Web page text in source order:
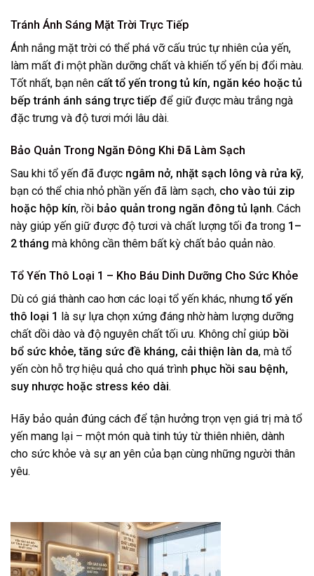
Tránh Ánh Sáng Mặt Trời Trực Tiếp
Ánh nắng mặt trời có thể phá vỡ cấu trúc tự nhiên của yến,
làm mất đi một phần dưỡng chất và khiến tổ yến bị đổi màu.
Tốt nhất, bạn nên cất tổ yến trong tủ kín, ngăn kéo hoặc tủ
bếp tránh ánh sáng trực tiếp để giữ được màu trắng ngà
đặc trưng và độ tươi mới lâu dài.
Bảo Quản Trong Ngăn Đông Khi Đã Làm Sạch
Sau khi tổ yến đã được ngâm nở, nhặt sạch lông và rửa kỹ,
bạn có thể chia nhỏ phần yến đã làm sạch, cho vào túi zip
hoặc hộp kín, rồi bảo quản trong ngăn đông tủ lạnh. Cách
này giúp yến giữ được độ tươi và chất lượng tối đa trong 1–
2 tháng mà không cần thêm bất kỳ chất bảo quản nào.
Tổ Yến Thô Loại 1 – Kho Báu Dinh Dưỡng Cho Sức Khỏe
Dù có giá thành cao hơn các loại tổ yến khác, nhưngtổ yến
thô loại 1 là sự lựa chọn xứng đáng nhờ hàm lượng dưỡng
chất dồi dào và độ nguyên chất tối ưu. Không chỉ giúp bồi
bổ sức khỏe, tăng sức đề kháng, cải thiện làn da, mà tổ
yến còn hỗ trợ hiệu quả cho quá trình phục hồi sau bệnh,
suy nhược hoặc stress kéo dài.
Hãy bảo quản đúng cách để tận hưởng trọn vẹn giá trị mà tổ
yến mang lại – một món quà tinh túy từ thiên nhiên, dành
cho sức khỏe và sự an yên của bạn cùng những người thân
yêu.